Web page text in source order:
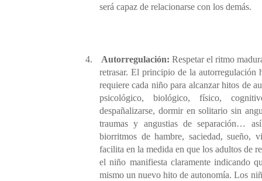
será capaz de relacionarse con los demás.
4. Autorregulación: Respetar el ritmo
retrasar. El principio de la autorregulación
requiere cada niño para alcanzar hitos de
psicológico, biológico, físico,
despañalizarse, dormir en solitario sin
traumas y angustias de separación…
biorritmos de hambre, saciedad, sueño,
facilita en la medida en que los adultos de
el niño manifiesta claramente indicando
mismo un nuevo hito de autonomía. Los